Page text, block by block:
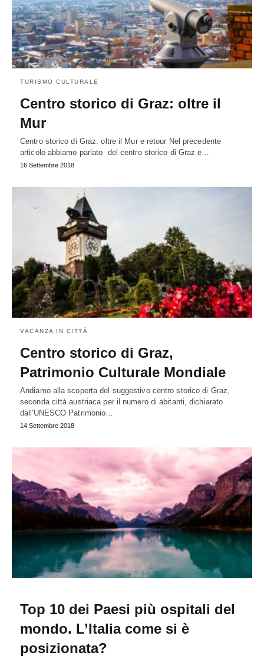
TURISMO CULTURALE
Centro storico di Graz: oltre il
Mur
Centro storico di Graz: oltre il Mur e retour Nel precedente
articolo abbiamo parlato del centro storico di Graz e…
16 Settembre 2018
VACANZA IN CITTÀ
Centro storico di Graz,
Patrimonio Culturale Mondiale
Andiamo alla scoperta del suggestivo centro storico di Graz,
seconda città austriaca per il numero di abitanti, dichiarato
dall'UNESCO Patrimonio…
14 Settembre 2018
Top 10 dei Paesi più ospitali del
mondo. L’Italia come si è
posizionata?